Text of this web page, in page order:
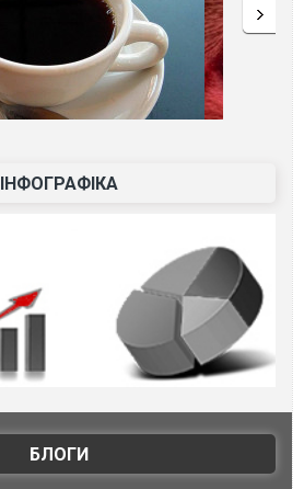
ІНФОГРАФІКА
БЛОГИ